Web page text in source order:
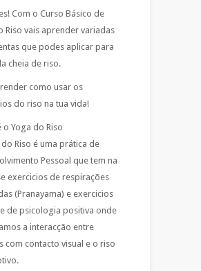
Com o Curso Básico de
Riso vais aprender variadas
que podes aplicar para
cheia de riso.
como usar os
do riso na tua vida!
o Yoga do Riso
do Riso é uma prática de
Pessoal que tem na
exercicios de respirações
(Pranayama) e exercicios
de psicologia positiva onde
a interacção entre
com contacto visual e o riso